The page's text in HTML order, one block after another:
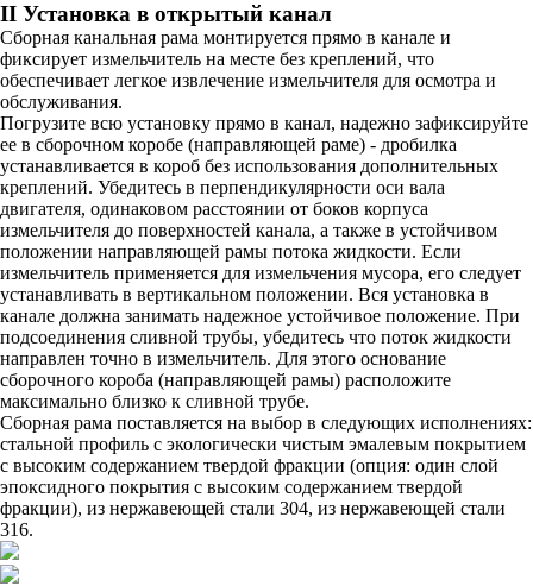
II Установка в открытый канал
Сборная канальная рама монтируется прямо в канале и
фиксирует измельчитель на месте без креплений, что
обеспечивает легкое извлечение измельчителя для осмотра и
обслуживания.
Погрузите всю установку прямо в канал, надежно зафиксируйте
ее в сборочном коробе (направляющей раме) - дробилка
устанавливается в короб без использования дополнительных
креплений. Убедитесь в перпендикулярности оси вала
двигателя, одинаковом расстоянии от боков корпуса
измельчителя до поверхностей канала, а также в устойчивом
положении направляющей рамы потока жидкости. Если
измельчитель применяется для измельчения мусора, его следует
устанавливать в вертикальном положении. Вся установка в
канале должна занимать надежное устойчивое положение. При
подсоединения сливной трубы, убедитесь что поток жидкости
направлен точно в измельчитель. Для этого основание
сборочного короба (направляющей рамы) расположите
максимально близко к сливной трубе.
Сборная рама поставляется на выбор в следующих исполнениях:
стальной профиль с экологически чистым эмалевым покрытием
с высоким содержанием твердой фракции (опция: один слой
эпоксидного покрытия с высоким содержанием твердой
фракции), из нержавеющей стали 304, из нержавеющей стали
316.